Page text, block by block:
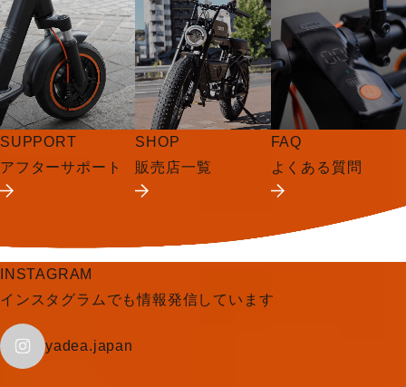
SUPPORT
アフターサポート
SHOP
販売店一覧
FAQ
よくある質問
INSTAGRAM
インスタグラムでも情報発信しています
yadea.japan